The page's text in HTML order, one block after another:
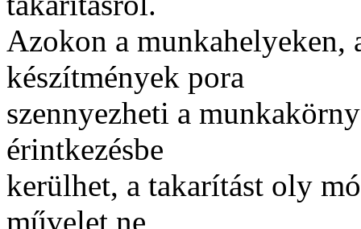
Azokon a munkahelyeken,
készítmények pora
szennyezheti a
érintkezésbe
kerülhet, a takarítást oly
művelet ne